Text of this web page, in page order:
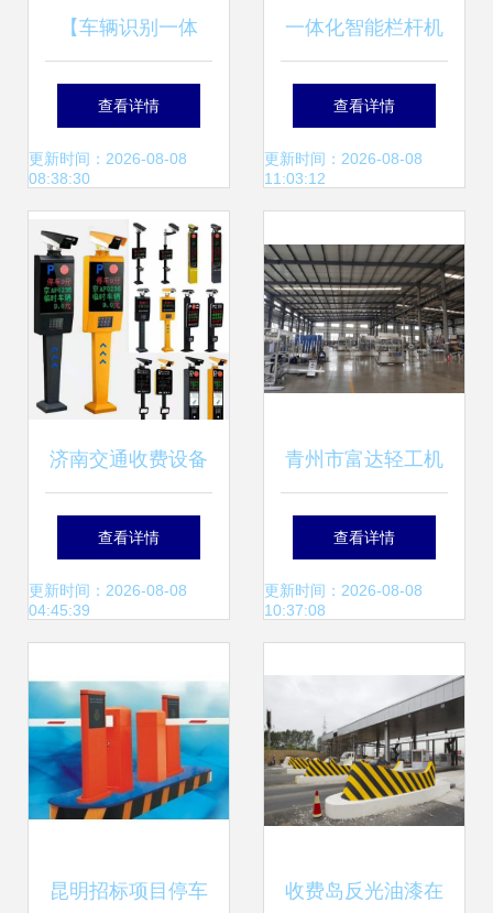
【车辆识别一体
机】价格,厂家,交
通收费设备
查看详情
更新时间：2026-08-08
08:38:30
一体化智能栏杆机
德亚收费系统设备
引领交通收费新风
查看详情
更新时间：2026-08-08
11:03:12
济南交通收费设备
品牌大全 权威盘点
与选择指南
查看详情
更新时间：2026-08-08
04:45:39
青州市富达轻工机
械厂携手隆众资讯
共邀您7月相聚青
查看详情
更新时间：2026-08-08
10:37:08
昆明招标项目停车 收费岛反光油漆在